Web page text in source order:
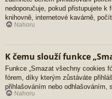
nedoporučuje, pokud přistupujete
knihovně, internetové kavárně,
Nahoru
K čemu slouží funkce
Funkce „Smazat všechny cookies
fórem, díky kterým zůstáváte
přihlašováním nebo odhlašováním,
Nahoru